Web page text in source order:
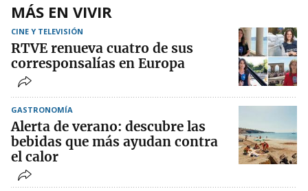
MÁS EN VIVIR
CINE Y TELEVISIÓN
RTVE renueva cuatro de sus
corresponsalías en Europa
GASTRONOMÍA
Alerta de verano: descubre las
bebidas que más ayudan contra
el calor